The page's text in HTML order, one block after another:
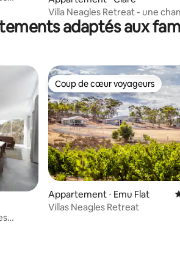
Villa Neagles Retreat - une
adaptés aux
Coup de cœur voyageurs
Coup de cœur voyageurs
Appartement ⋅ Emu Flat
Villas Neagles Retreat